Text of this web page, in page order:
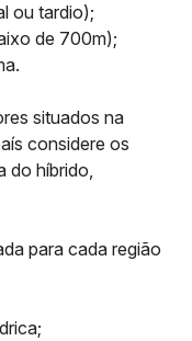
ou tardio);
de 700m);
situados na
considere os
do híbrido,
para cada região